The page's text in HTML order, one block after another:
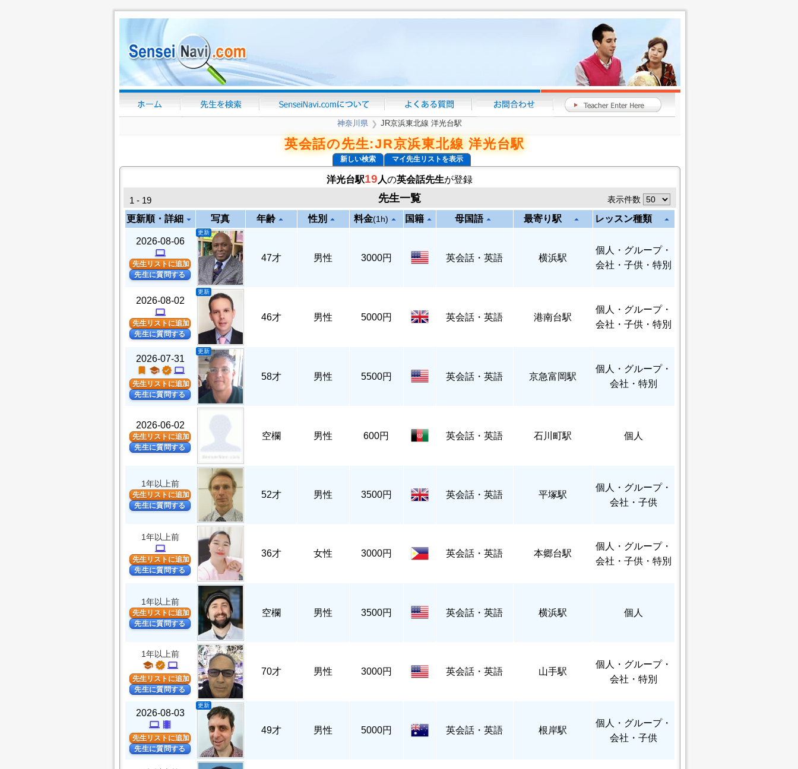
神奈川県 ❯ JR京浜東北線 洋光台駅
英会話の先生:JR京浜東北線 洋光台駅
新しい検索 マイ先生リストを表示
洋光台駅19 人の英会話先生が登録
先生一覧
1 - 19 表示件数
更新順・詳細 arrow_drop_down 写真 年齢arrow_drop_up 性別 arrow_drop_up 料金(1h) arrow_drop_up 国籍arrow_drop_up 母国語arrow_drop_up 最寄り駅 arrow_drop_up レッスン種類 arrow_drop_up
2026-08-06
computer
先生リストに追加
先生に質問する
更新
47才 男性 3000円 英会話・英語 横浜駅
個人
・グループ・
会社・子供・特別
2026-08-02
computer
先生リストに追加
先生に質問する
更新
46才 男性 5000円 英会話・英語 港南台駅
個人
・グループ・
会社・子供・特別
2026-07-31
turned_in school verified computer
先生リストに追加
先生に質問する
更新
58才 男性 5500円 英会話・英語 京急富岡駅
個人
・グループ・
会社・特別
2026-06-02
先生リストに追加
先生に質問する
空欄 男性 600円 英会話・英語 石川町駅 個人
1年以上前
先生リストに追加
先生に質問する
52才 男性 3500円 英会話・英語 平塚駅
個人
・グループ・
会社・子供
1年以上前
computer
先生リストに追加
先生に質問する
36才 女性 3000円 英会話・英語 本郷台駅
個人
・グループ・
会社・子供・特別
1年以上前
先生リストに追加
先生に質問する
空欄 男性 3500円 英会話・英語 横浜駅 個人
1年以上前
school verified computer
先生リストに追加
先生に質問する
70才 男性 3000円 英会話・英語 山手駅
個人
・グループ・
会社・特別
2026-08-03
computer theaters
先生リストに追加
先生に質問する
更新
49才 男性 5000円 英会話・英語 根岸駅
個人
・グループ・
会社・子供